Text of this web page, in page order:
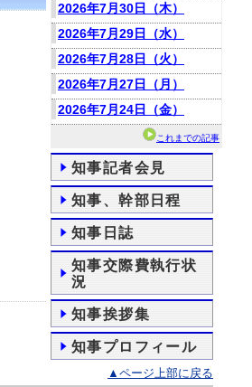
2026年7月30日（木）
2026年7月29日（水）
2026年7月28日（火）
2026年7月27日（月）
2026年7月24日（金）
これまでの記事
知事記者会見
知事、幹部日程
知事日誌
知事交際費執行状
況
知事挨拶集
知事プロフィール
▲ページ上部に戻る